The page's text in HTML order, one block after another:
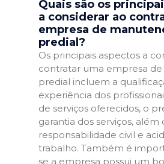
Quais são os
a considerar ao
empresa de
predial?
Os principais aspectos a
contratar uma empresa
predial incluem a
experiência dos
de serviços oferecidos, o
garantia dos serviços, além
responsabilidade civil e
trabalho. Também é
se a empresa possui um